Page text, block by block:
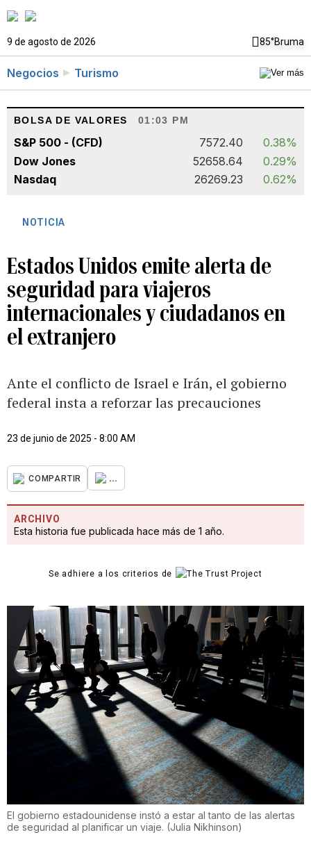
9 de agosto de 2026 85°Bruma
Negocios Turismo
BOLSA DE VALORES 01:03 PM
S&P 500 - (CFD) 7572.40
0.38%
Dow Jones
52658.64
0.29%
Nasdaq
26269.23 0.62%
NOTICIA
Estados Unidos emite alerta de
seguridad para viajeros
internacionales y ciudadanos en
el extranjero
Ante el conflicto de Israel e Irán, el gobierno
federal insta a reforzar las precauciones
23 de junio de 2025 - 8:00 AM
COMPARTIR ...
ARCHIVO
Esta historia fue publicada hace más de 1 año.
Se adhiere a los criterios de
El gobierno estadounidense instó a estar al tanto de las alertas
de seguridad al planificar un viaje. (Julia Nikhinson)